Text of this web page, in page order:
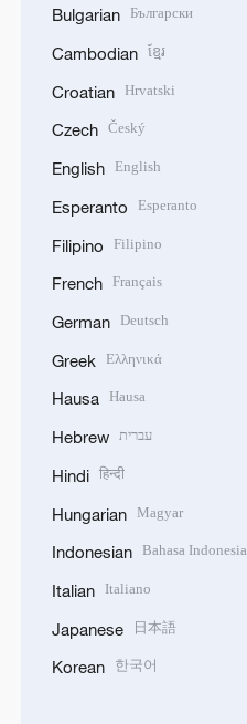
Bulgarian Български
Cambodian ខ្មែរ
Croatian Hrvatski
Czech Český
English English
Esperanto Esperanto
Filipino Filipino
French Français
German Deutsch
Greek Ελληνικά
Hausa Hausa
Hebrew עברית
Hindi हिन्दी
Hungarian Magyar
Indonesian Bahasa Indonesia
Italian Italiano
Japanese 日本語
Korean 한국어